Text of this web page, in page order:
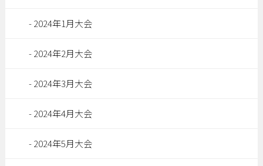
2024年1月大会
2024年2月大会
2024年3月大会
2024年4月大会
2024年5月大会